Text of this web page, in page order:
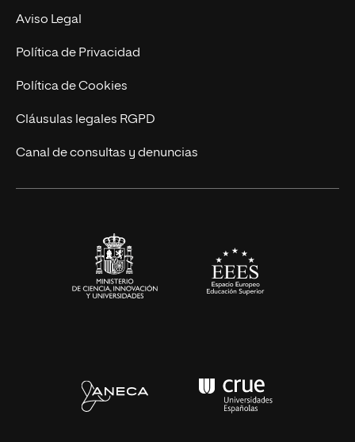
Experto Universitario
Postgrados
Cursos Universitarios
Nuestro Equipo
Trabaja en UNIR
Actualidad
UNIR Revista
Eventos
Aviso Legal
Política de Privacidad
Política de Cookies
Cláusulas legales RGPD
Canal de consultas y denuncias